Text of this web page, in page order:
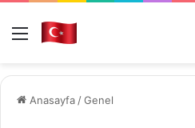
Menü
Anasayfa /Genel